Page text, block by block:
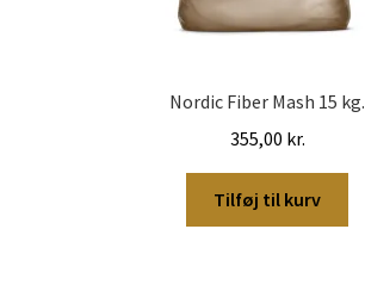
Nordic Fiber Mash 15 kg.
355,00 kr.
Tilføj til kurv